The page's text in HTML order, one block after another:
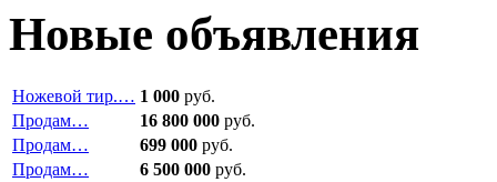
Новые объявления
Ножевой тир.… 1 000 руб.
Продам…
16 800 000 руб.
Продам…
699 000 руб.
Продам…
6 500 000 руб.